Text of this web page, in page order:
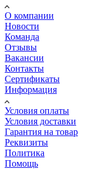
О компании
Новости
Команда
Отзывы
Вакансии
Контакты
Сертификаты
Информация
Условия оплаты
Условия доставки
Гарантия на товар
Реквизиты
Политика
Помощь